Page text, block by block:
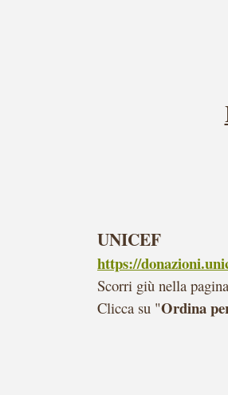
UNICEF
https://
Scorri giù nella
Clicca su "Ordina